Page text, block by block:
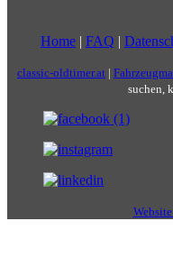
Home | FAQ |
classic-oldtimer.at |
suchen,